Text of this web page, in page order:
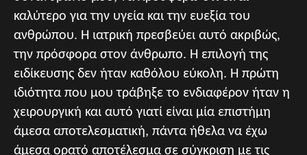
καλύτερο για την υγεία και την ευεξία του
ανθρώπου. Η ιατρική πρεσβεύει αυτό ακριβώς,
την πρόσφορα στον άνθρωπο. Η επιλογή της
ειδίκευσης δεν ήταν καθόλου εύκολη. Η πρώτη
ιδιότητα που μου τράβηξε το ενδιαφέρον ήταν η
χειρουργική και αυτό γιατί είναι μία επιστήμη
άμεσα αποτελεσματική, πάντα ήθελα να έχω
άμεσα ορατό αποτέλεσμα σε σύγκριση με τις